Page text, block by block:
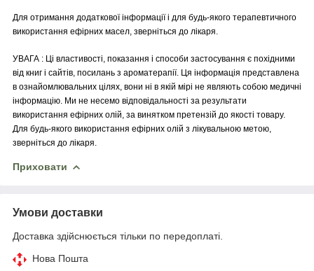
Для отримання додаткової інформації і для будь-якого терапевтичного
використання ефірних масел, зверніться до лікаря.
УВАГА : Ці властивості, показання і способи застосування є похідними
від книг і сайтів, посилань з ароматерапії. Ця інформація представлена
в ознайомлювальних цілях, вони ні в якій мірі не являють собою медичні
інформацію. Ми не несемо відповідальності за результати
використання ефірних олій, за винятком претензій до якості товару.
Для будь-якого використання ефірних олій з лікувальною метою,
зверніться до лікаря.
Приховати
Умови доставки
Доставка здійснюється тільки по передоплаті.
Нова Пошта